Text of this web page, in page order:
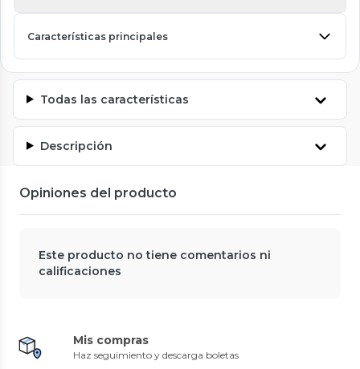
Características principales
Todas las características
Descripción
Opiniones del producto
Este producto no tiene comentarios ni
calificaciones
Mis compras
Haz seguimiento y descarga boletas